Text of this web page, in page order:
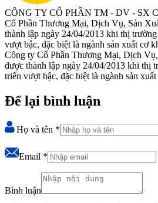
CÔNG TY CỔ PHẦN TM - DV - SX
Cổ Phần Thương Mại, Dịch Vụ, Sản
thành lập ngày 24/04/2013 khi thị
vượt bậc, đặc biệt là ngành sản xuất cơ
Công ty Cổ Phần Thương Mại, Dịch
được thành lập ngày 24/04/2013 khi thị
triển vượt bậc, đặc biệt là ngành sản
Để lại bình luận
Họ và tên *
Email *
Bình luận